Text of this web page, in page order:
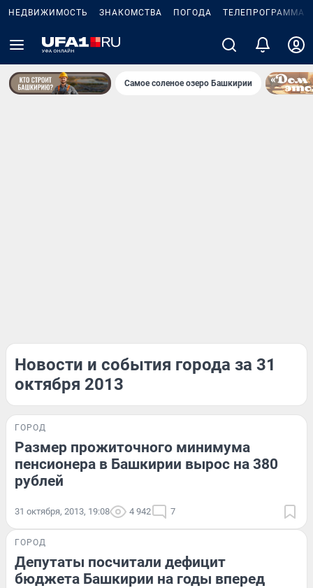
НЕДВИЖИМОСТЬ ЗНАКОМСТВА ПОГОДА ТЕЛЕПРОГРАММА
Самое соленое озеро Башкирии
Новости и события города за 31
октября 2013
ГОРОД
Размер прожиточного минимума
пенсионера в Башкирии вырос на 380
рублей
31 октября, 2013, 19:08 4 942 7
ГОРОД
Депутаты посчитали дефицит
бюджета Башкирии на годы вперед